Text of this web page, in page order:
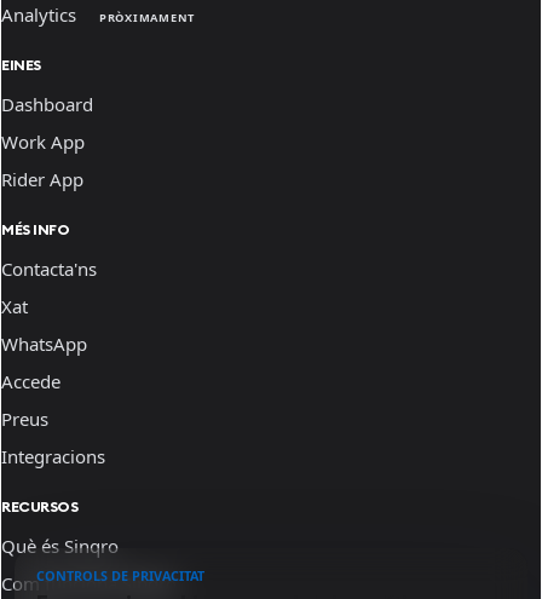
Analytics PRÒXIMAMENT
EINES
Dashboard
Work App
Rider App
MÉS INFO
Contacta'ns
Xat
WhatsApp
Accede
Preus
Integracions
RECURSOS
Què és Sinqro
Com funciona Sinqro
CONTROLS DE PRIVACITAT